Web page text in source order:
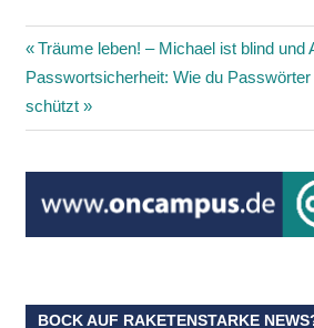
Beitragsnavigation
Vorheriger
Beitrag:
Träume leben! – Michael ist blind und
Nächster
Beitrag:
Passwortsicherheit: Wie du
schützt
BOCK AUF RAKETENSTARKE